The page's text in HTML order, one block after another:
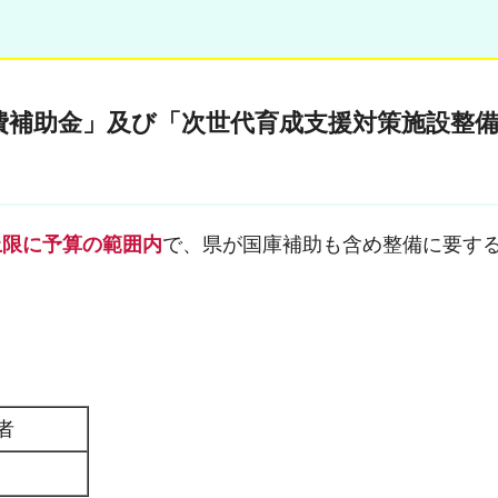
助金」及び「次世代育成支援対策施設整
に予算の範囲内で、県が国庫補助も含め整備に要す